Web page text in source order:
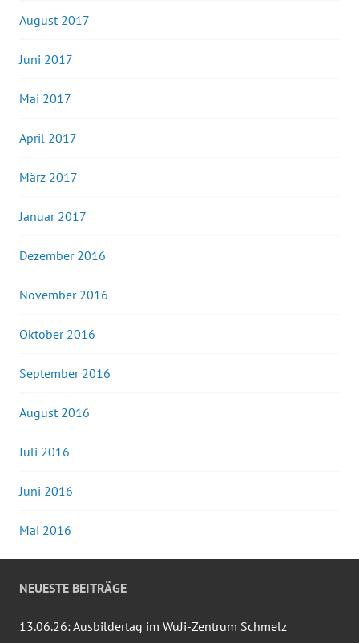
August 2017
Juni 2017
Mai 2017
April 2017
März 2017
Januar 2017
Dezember 2016
November 2016
Oktober 2016
September 2016
August 2016
Juli 2016
Juni 2016
Mai 2016
NEUESTE BEITRÄGE
13.06.26: Ausbildertag im WuJi-Zentrum Schmelz